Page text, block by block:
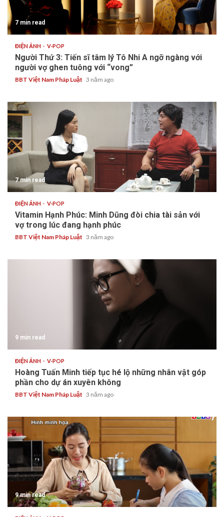
7 min read
ĐIỆN ẢNH V-POP
Người Thứ 3: Tiến sĩ tâm lý Tô Nhi A ngỡ ngàng với
người vợ ghen tuông với “vong”
BBT Việt Nam Pháp Luật 3 năm ago
7 min read
ĐIỆN ẢNH V-POP
Vitamin Hạnh Phúc: Minh Dũng đòi chia tài sản với
vợ trong lúc đang hạnh phúc
BBT Việt Nam Pháp Luật 3 năm ago
9 min read
ĐIỆN ẢNH V-POP
Hoàng Tuấn Minh tiếp tục hé lộ những nhân vật góp
phần cho dự án xuyên không
BBT Việt Nam Pháp Luật 3 năm ago
9 min read